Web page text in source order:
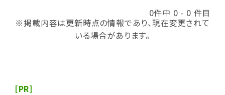
0件中 0 - 0 件目
※掲載内容は更新時点の情報であり、現在変更されて
いる場合があります。
[PR]